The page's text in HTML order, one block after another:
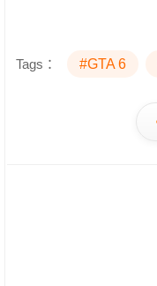
Tags： #GTA 6